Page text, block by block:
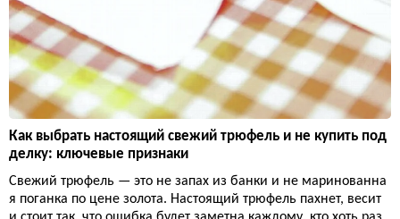
Как выбрать настоящий свежий трюфель и не купить под
делку: ключевые признаки
Свежий трюфель — это не запах из банки и не маринованна
я поганка по цене золота. Настоящий трюфель пахнет, весит